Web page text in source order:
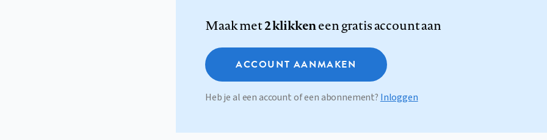
Maak met2 klikkeneen gratis account aan
ACCOUNT AANMAKEN
Heb je al een account of een abonnement? Inloggen